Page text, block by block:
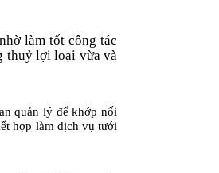
làm tốt công tác
thuỷ lợi loại vừa và
quản lý để khớp nối
hợp làm dịch vụ tư­ới